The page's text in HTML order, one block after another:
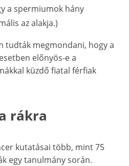
a spermiumok hány
az alakja.)
tudták megmondani, hogy a
előnyös-e a
küzdő fiatal férfiak
rákra
kutatásai több, mint 75
egy tanulmány során.